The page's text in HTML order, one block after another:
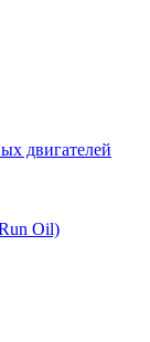
двигателей
Oil)